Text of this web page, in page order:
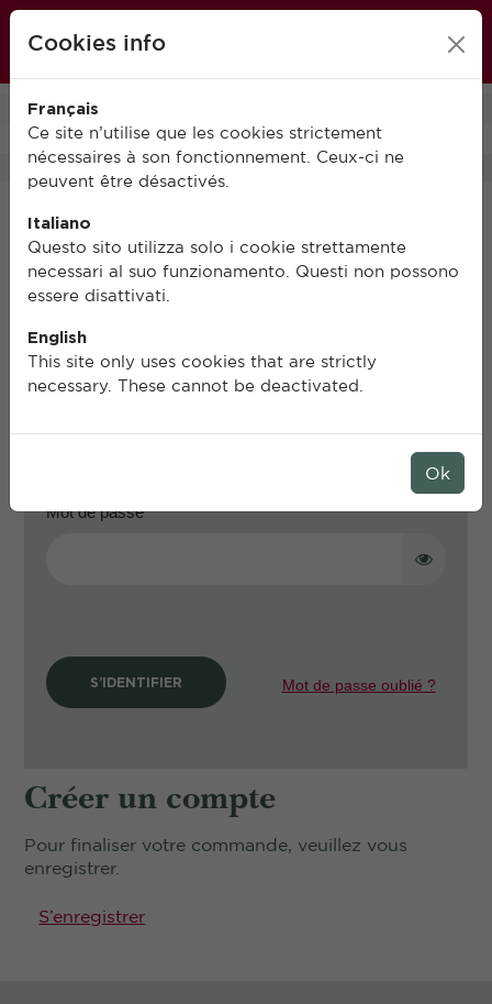
S’identifier
Renseignez vos adresse mail et mot de passe.
Mot de passe
S’IDENTIFIER Mot de passe oublié ?
Créer un compte
Pour finaliser votre commande, veuillez vous
enregistrer.
S’enregistrer
Cookies info
Français
Ce site n’utilise que les cookies strictement
nécessaires à son fonctionnement. Ceux-ci ne
peuvent être désactivés.
Italiano
Questo sito utilizza solo i cookie strettamente
necessari al suo funzionamento. Questi non possono
essere disattivati.
English
This site only uses cookies that are strictly
necessary. These cannot be deactivated.
Ok